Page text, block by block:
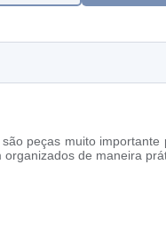
peças muito
de maneira